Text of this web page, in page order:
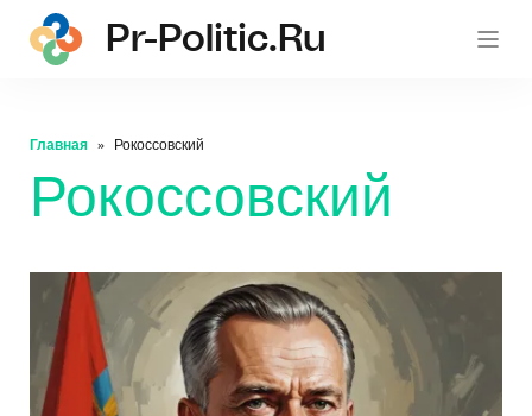
pr-
Pr-Politic.ru
Главная Рокоссовский
Рокоссовский